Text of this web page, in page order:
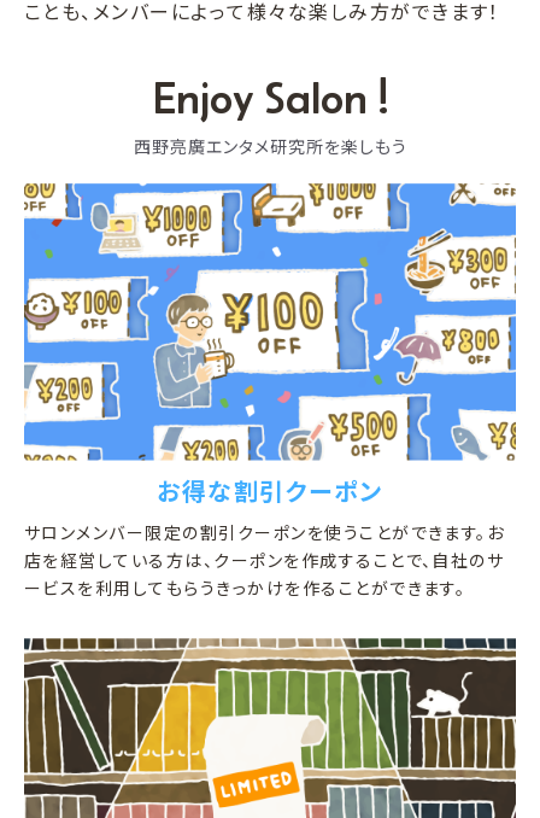
ことも、メンバーによって様々な楽しみ方ができます！
Enjoy Salon !
西野亮廣エンタメ研究所を楽しもう
お得な割引クーポン
サロンメンバー限定の割引クーポンを使うことができます。お
店を経営している方は、クーポンを作成することで、自社のサ
ービスを利用してもらうきっかけを作ることができます。